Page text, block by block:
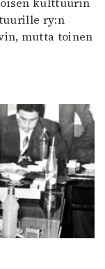
ry:n
mutta toinen